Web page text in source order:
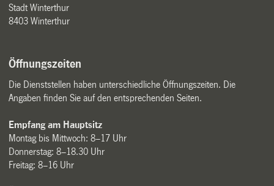
Stadt Winterthur
8403 Winterthur
Öffnungszeiten
Die Dienststellen haben unterschiedliche Öffnungszeiten. Die
Angaben finden Sie auf den entsprechenden Seiten.
Empfang am Hauptsitz
Montag bis Mittwoch: 8–17 Uhr
Donnerstag: 8–18.30 Uhr
Freitag: 8–16 Uhr